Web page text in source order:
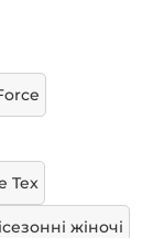
Tex
жіночі